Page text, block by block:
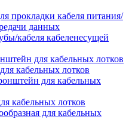
прокладки кабеля питания/
данных
кабеля кабеленесущей
для кабельных лотков
кабельных лотков
для кабельных
кабельных лотков
для кабельных